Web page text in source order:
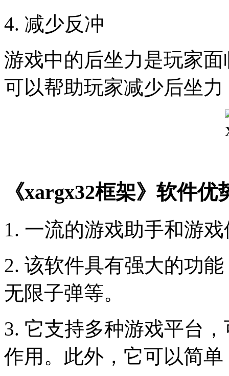
4. 减少反冲
游戏中的后坐力是玩家
可以帮助玩家减少后坐
《xargx32框架》软件优
1. 一流的游戏助手和游
2. 该软件具有强大的功
无限子弹等。
3. 它支持多种游戏平台
作用。此外，它可以简